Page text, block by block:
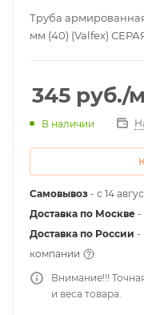
Труба
мм (40) (Valfex)
345 руб./м
В наличии
Самовывоз - с 14
Доставка по Москве -
Доставка по России -
компании
Внимание!!!
и веса товара.